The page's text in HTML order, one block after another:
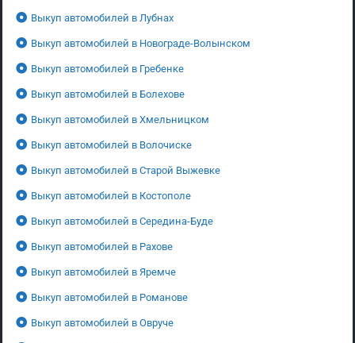
Выкуп автомобилей в Лубнах
Выкуп автомобилей в Новограде-Волынском
Выкуп автомобилей в Гребенке
Выкуп автомобилей в Болехове
Выкуп автомобилей в Хмельницком
Выкуп автомобилей в Волочиске
Выкуп автомобилей в Старой Выжевке
Выкуп автомобилей в Костополе
Выкуп автомобилей в Середина-Буде
Выкуп автомобилей в Рахове
Выкуп автомобилей в Яремче
Выкуп автомобилей в Романове
Выкуп автомобилей в Овруче